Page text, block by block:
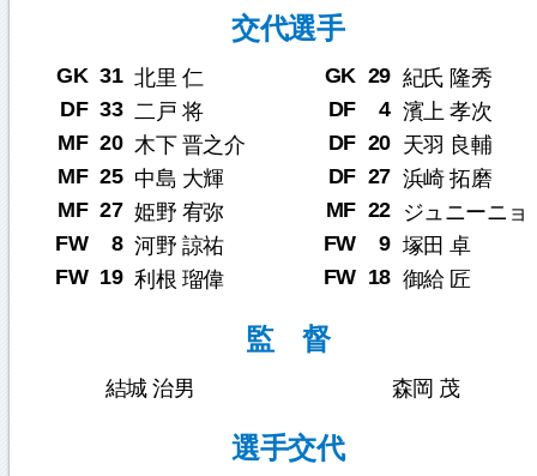
交代選手
GK 31 北里 仁
DF 33 二戸 将
MF 20 木下 晋之介
MF 25 中島 大輝
MF 27 姫野 宥弥
FW
8 河野 諒祐
FW 19 利根 瑠偉
GK 29 紀氏 隆秀
DF
4 濱上 孝次
DF 20 天羽 良輔
DF 27 浜崎 拓磨
MF 22
ジュニーニョ
FW
9 塚田 卓
FW 18 御給 匠
監 督
結城 治男 森岡 茂
選手交代